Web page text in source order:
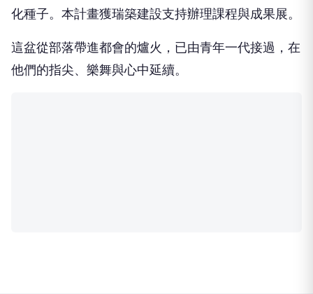
化種子。本計畫獲瑞築建設支持辦理課程與成果展。
這盆從部落帶進都會的爐火，已由青年一代接過，在
他們的指尖、樂舞與心中延續。